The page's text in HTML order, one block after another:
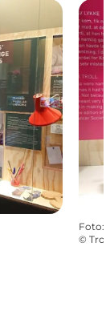
Foto:
©